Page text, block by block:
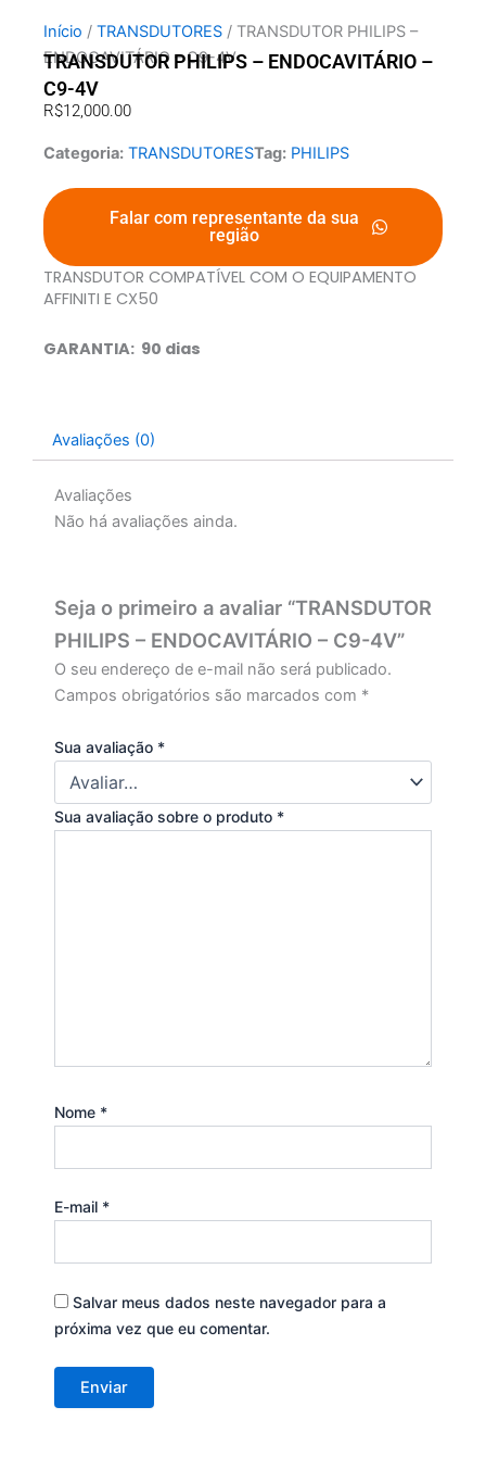
Início / TRANSDUTORES / TRANSDUTOR PHILIPS –
ENDOCAVITÁRIO – C9-4V
TRANSDUTOR PHILIPS – ENDOCAVITÁRIO –
C9-4V
R$12,000.00
Categoria: TRANSDUTORESTag: PHILIPS
Falar com representante da sua
região
TRANSDUTOR COMPATÍVEL COM O EQUIPAMENTO
AFFINITI E CX50
GARANTIA: 90 dias
Avaliações (0)
Avaliações
Não há avaliações ainda.
Seja o primeiro a avaliar “TRANSDUTOR
PHILIPS – ENDOCAVITÁRIO – C9-4V”
O seu endereço de e-mail não será publicado.
Campos obrigatórios são marcados com *
Sua avaliação *
Sua avaliação sobre o produto *
Nome *
E-mail *
Salvar meus dados neste navegador para a
próxima vez que eu comentar.